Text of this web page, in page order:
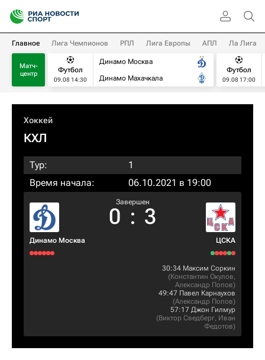
Главное Лига Чемпионов РПЛ Лига Европы АПЛ Ла Лига
Матч-
центр
Футбол
09.08 14:30
Динамо Москва
Динамо Махачкала
Футбол
09.08 17:00
Хоккей
КХЛ
Тур:
1
Время начала:
06.10.2021 в 19:00
Динамо Москва
Завершен
0 : 3
ЦСКА
30:34 Максим Соркин
(Константин Окулов,
Александр Попов)
49:47 Павел Карнаухов
(Александр Попов)
57:17 Джон Гилмур
(Виктор Сведберг, Иван
Федотов)